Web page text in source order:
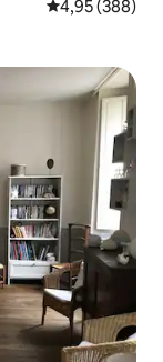
5 üzerinden
4,95 (388)